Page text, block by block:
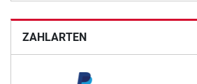
ZAHLARTEN